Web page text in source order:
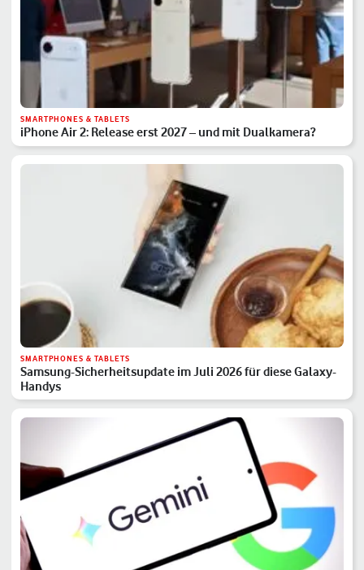
SMARTPHONES & TABLETS
iPhone Air 2: Release erst 2027 – und mit Dualkamera?
SMARTPHONES & TABLETS
Samsung-Sicherheitsupdate im Juli 2026 für diese Galaxy-
Handys